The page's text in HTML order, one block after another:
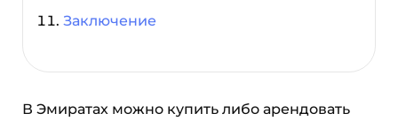
Заключение
В Эмиратах можно купить либо арендовать